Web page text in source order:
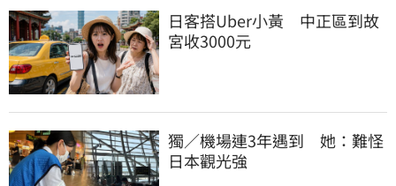
日客搭Uber小黃　中正區到故
宮收3000元
獨／機場連3年遇到　她：難怪
日本觀光強